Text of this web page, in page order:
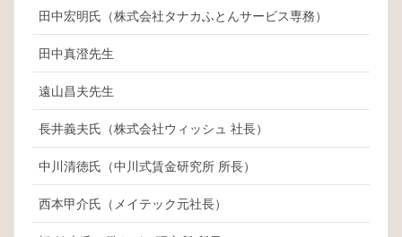
田中宏明氏（株式会社タナカふとんサービス専務）
田中真澄先生
遠山昌夫先生
長井義夫氏（株式会社ウィッシュ 社長）
中川清徳氏（中川式賃金研究所 所長）
西本甲介氏（メイテック元社長）